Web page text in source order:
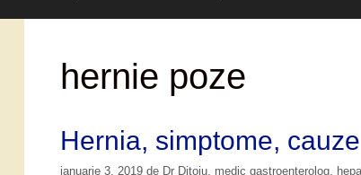
hernie poze
Hernia, simptome,
ianuarie 3, 2019 de Dr Ditoiu, medic gastroenterolog,